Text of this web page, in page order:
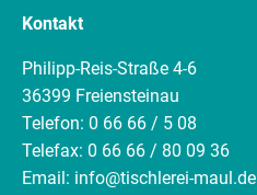
Kontakt
Philipp-Reis-Straße 4-6
36399 Freiensteinau
Telefon: 0 66 66 / 5 08
Telefax: 0 66 66 / 80 09 36
Email: info@tischlerei-maul.de